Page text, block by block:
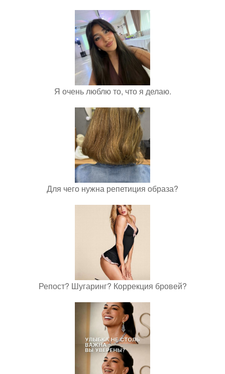
Я очень люблю то, что я делаю.
Для чего нужна репетиция образа?
Репост? Шугаринг? Коррекция бровей?